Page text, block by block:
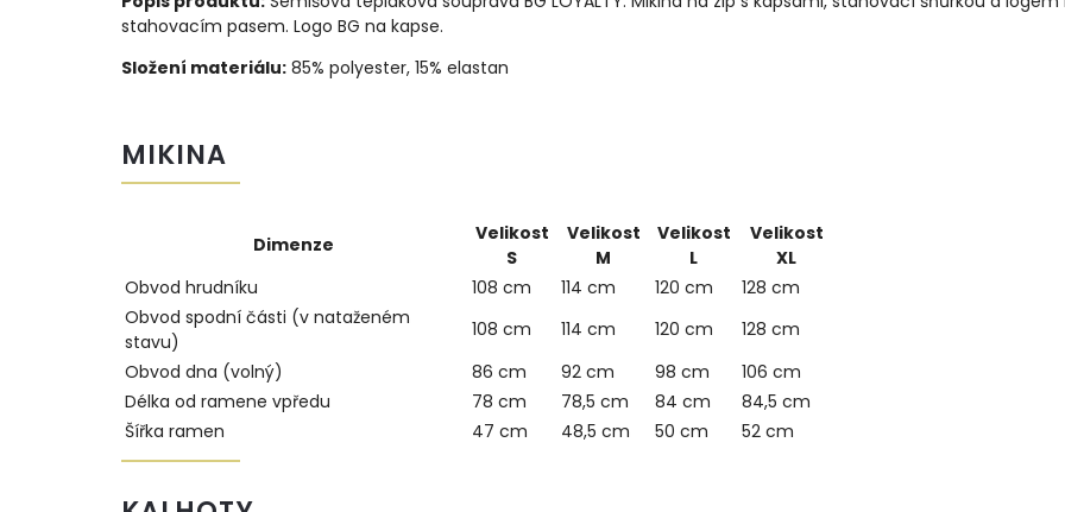
stahovacím pasem. Logo BG na kapse.
Složení materiálu: 85% polyester, 15% elastan
MIKINA
Dimenze
Velikost
S
Velikost
M
Velikost
L
Velikost
XL
Obvod hrudníku
108 cm 114 cm 120 cm
128 cm
Obvod spodní části (v nataženém
stavu)
108 cm 114 cm 120 cm
128 cm
Obvod dna (volný)
86 cm 92 cm 98 cm
106 cm
Délka od ramene vpředu
78 cm 78,5 cm 84 cm
84,5 cm
Šířka ramen
47 cm 48,5 cm 50 cm 52 cm